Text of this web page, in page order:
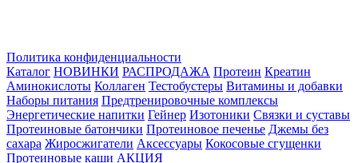
Политика конфиденциальности
Каталог НОВИНКИ РАСПРОДАЖА Протеин Креатин
Аминокислоты Коллаген Тестобустеры Витамины и добавки
Наборы питания Предтренировочные комплексы
Энергетические напитки Гейнер Изотоники Связки и суставы
Протеиновые батончики Протеиновое печенье Джемы без
сахара Жиросжигатели Аксессуары Кокосовые сгущенки
Протеиновые каши АКЦИЯ